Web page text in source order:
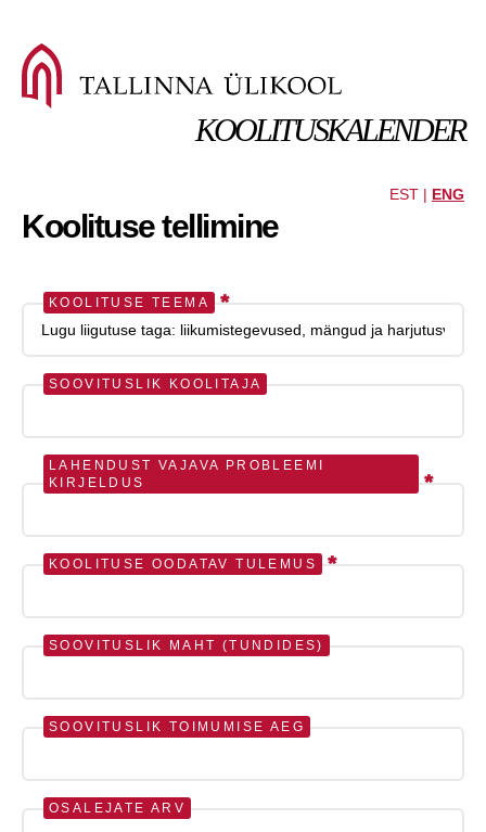
KOOLITUSKALENDER
EST | ENG
Koolituse tellimine
KOOLITUSE TEEMA *
SOOVITUSLIK KOOLITAJA
LAHENDUST VAJAVA PROBLEEMI
KIRJELDUS
*
KOOLITUSE OODATAV TULEMUS *
SOOVITUSLIK MAHT (TUNDIDES)
SOOVITUSLIK TOIMUMISE AEG
OSALEJATE ARV